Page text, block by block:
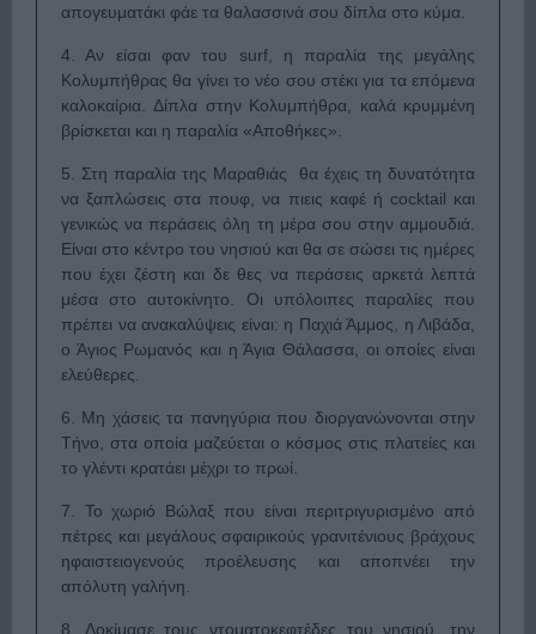
απογευματάκι φάε τα θαλασσινά σου δίπλα στο κύμα.
4. Αν είσαι φαν του surf, η παραλία της μεγάλης
Κολυμπήθρας θα γίνει το νέο σου στέκι για τα επόμενα
καλοκαίρια. Δίπλα στην Κολυμπήθρα, καλά κρυμμένη
βρίσκεται και η παραλία «Αποθήκες».
5. Στη παραλία της Μαραθιάς θα έχεις τη δυνατότητα
να ξαπλώσεις στα πουφ, να πιεις καφέ ή cocktail και
γενικώς να περάσεις όλη τη μέρα σου στην αμμουδιά.
Είναι στο κέντρο του νησιού και θα σε σώσει τις ημέρες
που έχει ζέστη και δε θες να περάσεις αρκετά λεπτά
μέσα στο αυτοκίνητο. Οι υπόλοιπες παραλίες που
πρέπει να ανακαλύψεις είναι: η Παχιά Άμμος, η Λιβάδα,
ο Άγιος Ρωμανός και η Άγια Θάλασσα, οι οποίες είναι
ελεύθερες.
6. Μη χάσεις τα πανηγύρια που διοργανώνονται στην
Τήνο, στα οποία μαζεύεται ο κόσμος στις πλατείες και
το γλέντι κρατάει μέχρι το πρωί.
7. Το χωριό Βώλαξ που είναι περιτριγυρισμένο από
πέτρες και μεγάλους σφαιρικούς γρανιτένιους βράχους
ηφαιστειογενούς προέλευσης και αποπνέει την
απόλυτη γαλήνη.
8. Δοκίμασε τους ντοματοκεφτέδες του νησιού, την